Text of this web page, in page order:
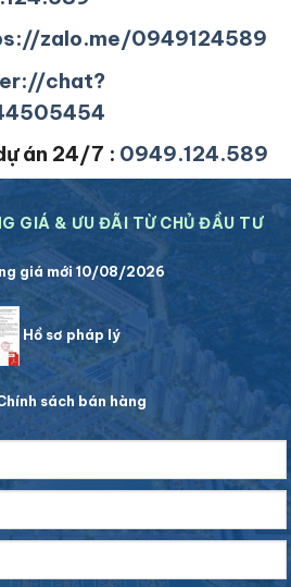
zalo.me/0949124589
chat?
án 24/7 : 0949.124.589
GIÁ & ƯU ĐÃI TỪ CHỦ ĐẦU TƯ
giá mới 10/08/2026
Hồ sơ pháp lý
sách bán hàng